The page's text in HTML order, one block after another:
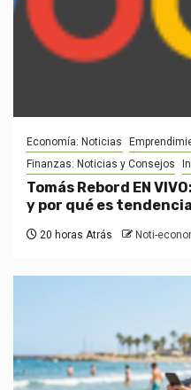
Economía: Noticias
Finanzas: Noticias y Consejos
Tomás Rebord EN
y por qué es tendencia
20 horas Atrás Noti-